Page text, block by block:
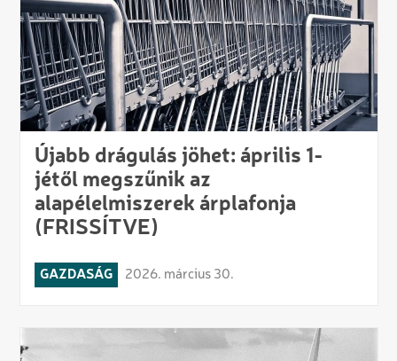
Újabb drágulás jöhet: április 1-
jétől megszűnik az
alapélelmiszerek árplafonja
(FRISSÍTVE)
GAZDASÁG 2026. március 30.